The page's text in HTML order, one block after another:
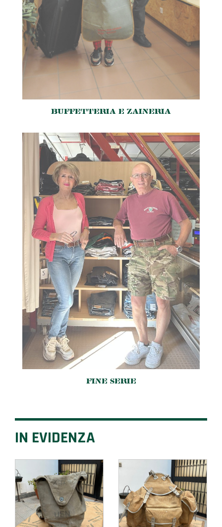
BUFFETTERIA E ZAINERIA
FINE SERIE
IN EVIDENZA